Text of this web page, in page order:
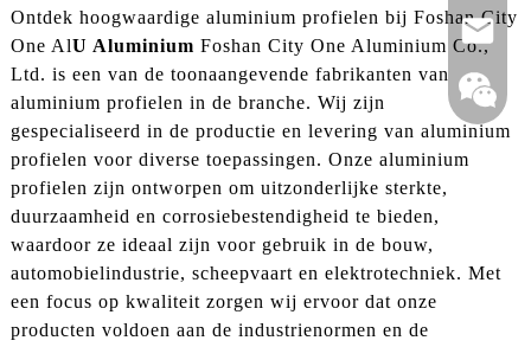
Ontdek hoogwaardige aluminium profielen bij Foshan City
One AlU Aluminium Foshan City One Aluminium Co.,
Ltd. is een van de toonaangevende fabrikanten van
aluminium profielen in de branche. Wij zijn
gespecialiseerd in de productie en levering van aluminium
profielen voor diverse toepassingen. Onze aluminium
profielen zijn ontworpen om uitzonderlijke sterkte,
duurzaamheid en corrosiebestendigheid te bieden,
waardoor ze ideaal zijn voor gebruik in de bouw,
automobielindustrie, scheepvaart en elektrotechniek. Met
een focus op kwaliteit zorgen wij ervoor dat onze
producten voldoen aan de industrienormen en de